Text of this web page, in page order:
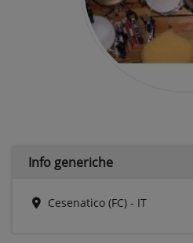
Info generiche
Cesenatico (FC) - IT